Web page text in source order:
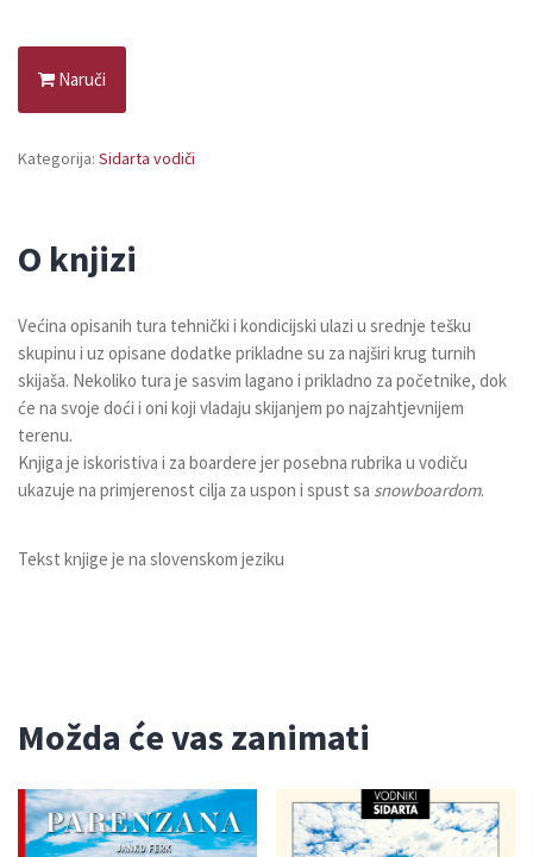
Naruči
Kategorija: Sidarta vodiči
O knjizi
Većina opisanih tura tehnički i kondicijski ulazi u srednje tešku
skupinu i uz opisane dodatke prikladne su za najširi krug turnih
skijaša. Nekoliko tura je sasvim lagano i prikladno za početnike, dok
će na svoje doći i oni koji vladaju skijanjem po najzahtjevnijem
terenu.
Knjiga je iskoristiva i za boardere jer posebna rubrika u vodiču
ukazuje na primjerenost cilja za uspon i spust sa snowboardom.
Tekst knjige je na slovenskom jeziku
Možda će vas zanimati